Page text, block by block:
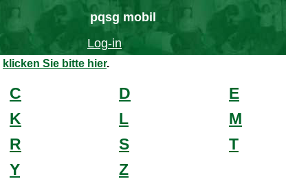
pqsg mobil
Log-in
klicken Sie bitte hier.
C D E
K L M
R S T
Y Z